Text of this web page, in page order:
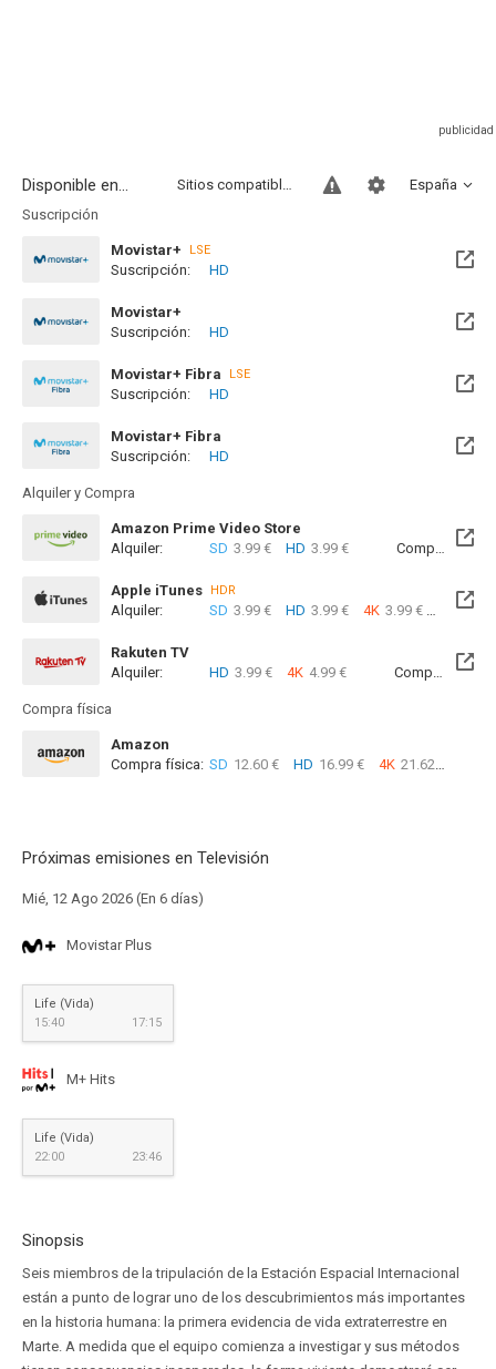
Disponible en... España
Sitios compatibles
Suscripción
Movistar+
LSE
Disponible hasta el Lun, 30 Nov 2026 (Quedan 3 meses)
Suscripción: HD
Movistar+
Disponible hasta el Lun, 30 Nov 2026 (Quedan 3 meses)
Suscripción: HD
Movistar+ Fibra
LSE
Disponible hasta el Lun, 30 Nov 2026 (Quedan 3 meses)
Suscripción: HD
Movistar+ Fibra
Disponible hasta el Lun, 30 Nov 2026 (Quedan 3 meses)
Suscripción: HD
Alquiler y Compra
Amazon Prime Video Store
Alquiler:
SD 3.99 € HD 3.99 € Compra: SD
Apple iTunes HDR
Alquiler: SD 3.99 € HD 3.99 € 4K 3.99 €
Rakuten TV
Alquiler:
HD 3.99 € 4K 4.99 € Compra: SD
Compra física
Amazon
Compra física: SD 12.60 € HD 16.99 € 4K 21.62 €
Próximas emisiones en Televisión
Mié, 12 Ago 2026 (En 6 días)
Movistar Plus
Life (Vida)
15:40
17:15
M+ Hits
Life (Vida)
22:00
23:46
Sinopsis
Seis miembros de la tripulación de la Estación Espacial Internacional
están a punto de lograr uno de los descubrimientos más importantes
en la historia humana: la primera evidencia de vida extraterrestre en
Marte. A medida que el equipo comienza a investigar y sus métodos